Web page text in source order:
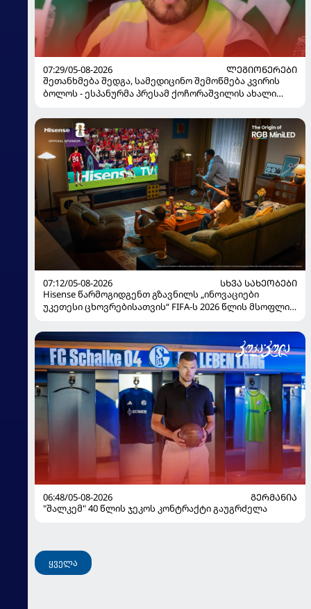
07:29/05-08-2026
ᲚᲔᲒᲘᲝᲜᲔᲠᲔᲑᲘ
შეთანხმება შედგა, სამედიცინო შემოწმება კვირის
ბოლოს - ესპანურმა პრესამ ქოჩორაშვილის ახალი
07:12/05-08-2026
ᲡᲮᲕᲐ ᲡᲐᲮᲔᲝᲑᲔᲑᲘ
Hisense წარმოგიდგენთ გზავნილს „ინოვაციები
უკეთესი ცხოვრებისათვის“ FIFA-ს 2026 წლის მსოფლიო
06:48/05-08-2026
ᲒᲔᲠᲛᲐᲜᲘᲐ
"შალკემ" 40 წლის ჯეკოს კონტრაქტი გაუგრძელა
ყველა